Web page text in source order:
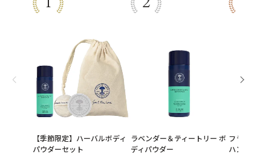
【季節限定】ハーバルボディ
パウダーセット
ラベンダー＆ティートリー ボ
ディパウダー
フランキン
ハンドセラ